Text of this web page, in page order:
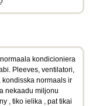
kondicioniera
Pleeves, ventilatori,
normaals ir
nekaadu miljonu
, tiko ielika , pat tikai